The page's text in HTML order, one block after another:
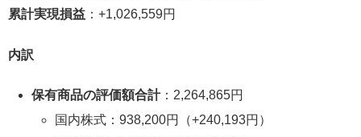
累計実現損益 ：+1,026,559円
内訳
保有商品の評価額合計：2,264,865円
国内株式：938,200円（+240,193円）